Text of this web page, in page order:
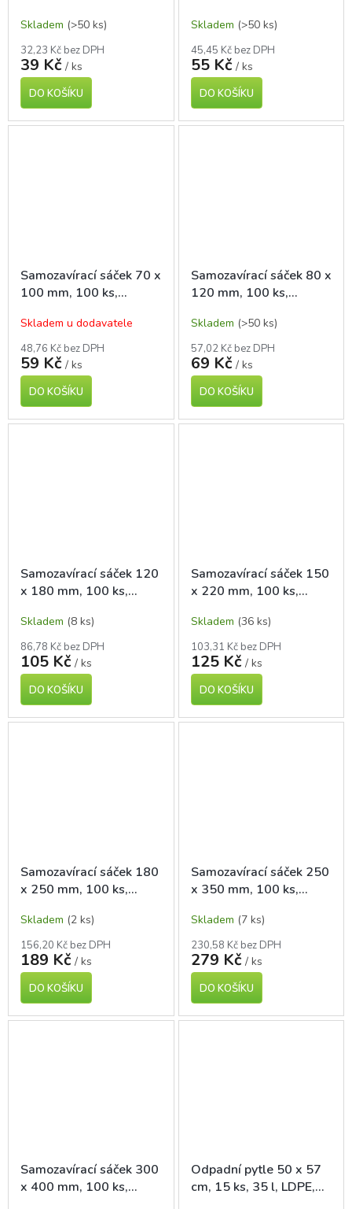
Skladem (>50 ks)
32,23 Kč bez DPH
39 Kč / ks
DO KOŠÍKU
Skladem (>50 ks)
45,45 Kč bez DPH
55 Kč / ks
DO KOŠÍKU
Samozavírací sáček 70 x
100 mm, 100 ks,
Skladem u dodavatele
48,76 Kč bez DPH
59 Kč / ks
DO KOŠÍKU
Samozavírací sáček 80 x
120 mm, 100 ks,
Skladem (>50 ks)
57,02 Kč bez DPH
69 Kč / ks
DO KOŠÍKU
Samozavírací sáček 120
x 180 mm, 100 ks,
Skladem (8 ks)
86,78 Kč bez DPH
105 Kč / ks
DO KOŠÍKU
Samozavírací sáček 150
x 220 mm, 100 ks,
Skladem (36 ks)
103,31 Kč bez DPH
125 Kč / ks
DO KOŠÍKU
Samozavírací sáček 180
x 250 mm, 100 ks,
Skladem (2 ks)
156,20 Kč bez DPH
189 Kč / ks
DO KOŠÍKU
Samozavírací sáček 250
x 350 mm, 100 ks,
Skladem (7 ks)
230,58 Kč bez DPH
279 Kč / ks
DO KOŠÍKU
Samozavírací sáček 300
x 400 mm, 100 ks,
Odpadní pytle 50 x 57
cm, 15 ks, 35 l, LDPE,